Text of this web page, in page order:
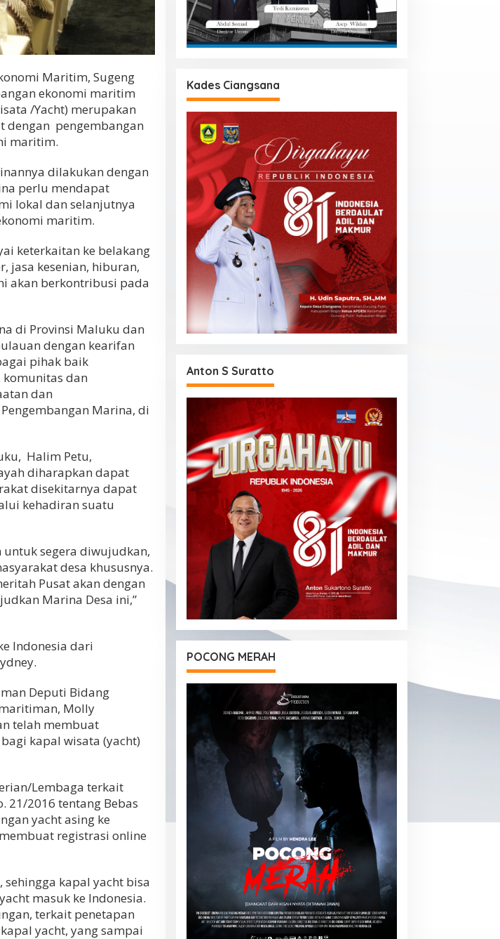
Maritim, Sugeng
ekonomi maritim
/Yacht) merupakan
dengan pengembangan
maritim.
dilakukan dengan
perlu mendapat
lokal dan selanjutnya
maritim.
keterkaitan ke belakang
jasa kesenian, hiburan,
akan berkontribusi pada
di Provinsi Maluku dan
dengan kearifan
pihak baik
dan
dan
Marina, di
Halim Petu,
diharapkan dapat
disekitarnya dapat
kehadiran suatu
untuk segera diwujudkan,
desa khususnya.
Pusat akan dengan
Marina Desa ini,”
Indonesia dari
Deputi Bidang
Molly
telah membuat
kapal wisata (yacht)
Lembaga terkait
21/2016 tentang Bebas
yacht asing ke
registrasi online
kapal yacht bisa
masuk ke Indonesia.
terkait penetapan
yacht, yang sampai
Kades Ciangsana
Anton S Suratto
POCONG MERAH